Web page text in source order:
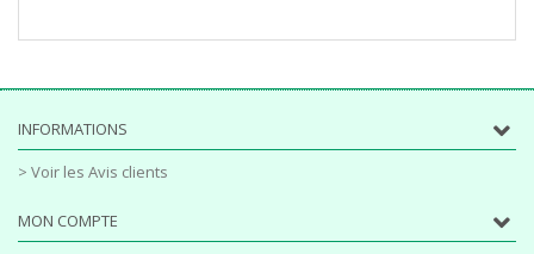
INFORMATIONS
> Voir les Avis clients
MON COMPTE